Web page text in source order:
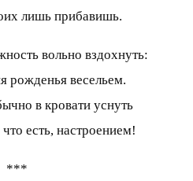
лишь прибавишь.
вольно вздохнуть:
рожденья весельем.
в кровати уснуть
есть, настроением!
***